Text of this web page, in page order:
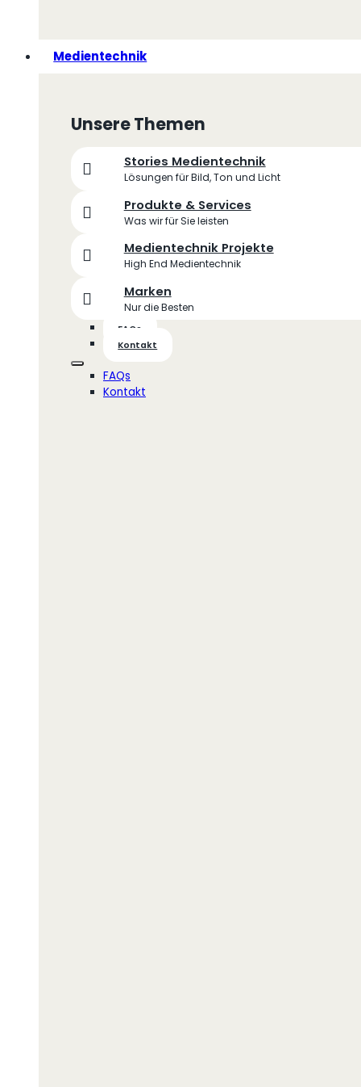
Medientechnik
Unsere Themen
Stories Medientechnik
Lösungen für Bild, Ton und Licht
Produkte & Services
Was wir für Sie leisten
Medientechnik Projekte
High End Medientechnik
Marken
Nur die Besten
FAQs
Kontakt
FAQs
Kontakt